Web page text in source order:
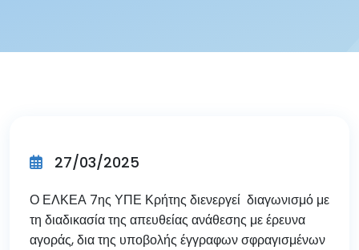
27/03/2025
Ο ΕΛΚΕΑ 7ης ΥΠΕ Κρήτης διενεργεί διαγωνισμό με
τη διαδικασία της απευθείας ανάθεσης με έρευνα
αγοράς, δια της υποβολής έγγραφων σφραγισμένων